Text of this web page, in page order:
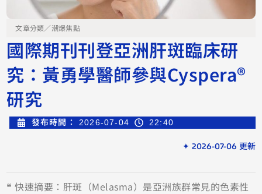
文章分類／潮爆焦點
國際期刊刊登亞洲肝斑臨床研
究：黃勇學醫師參與Cyspera®
研究
發布時間： 2026-07-04 22:40
✦ 2026-07-06 更新
❝ 快速摘要：肝斑（Melasma）是亞洲族群常見的色素性